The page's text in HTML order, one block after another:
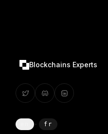
Blockchains Experts
· fr